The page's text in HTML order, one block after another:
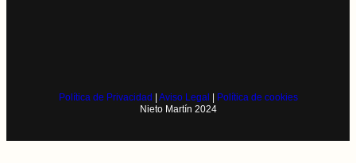
Política de Privacidad Aviso Legal
Política de cookies
Nieto Martín 2024